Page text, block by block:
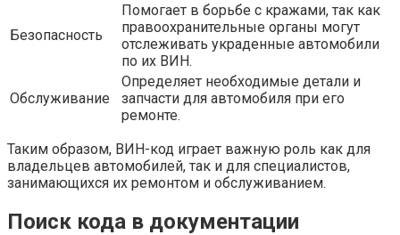
Безопасность
Помогает в борьбе с кражами, так как
правоохранительные органы могут
отслеживать украденные автомобили
по их ВИН.
Обслуживание
Определяет необходимые детали и
запчасти для автомобиля при его
ремонте.
Таким образом, ВИН-код играет важную роль как для
владельцев автомобилей, так и для специалистов,
занимающихся их ремонтом и обслуживанием.
Поиск кода в документации